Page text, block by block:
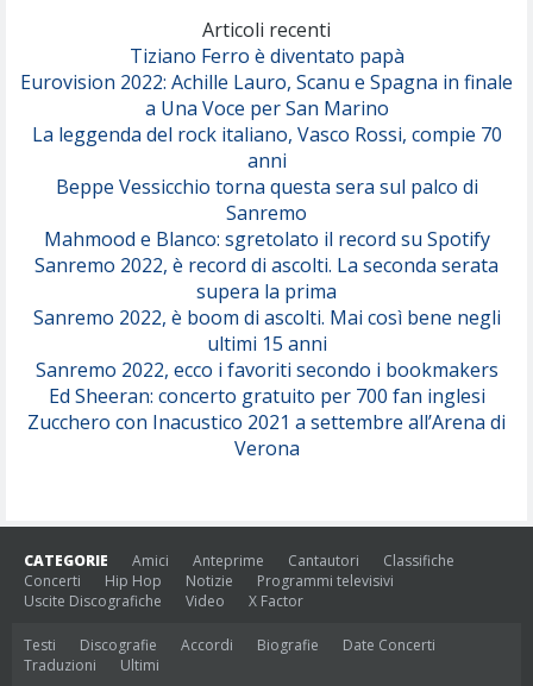
Serenamente
Articoli recenti
Tiziano Ferro è diventato papà
Eurovision 2022: Achille Lauro, Scanu e Spagna in finale
a Una Voce per San Marino
La leggenda del rock italiano, Vasco Rossi, compie 70
anni
Beppe Vessicchio torna questa sera sul palco di
Sanremo
Mahmood e Blanco: sgretolato il record su Spotify
Sanremo 2022, è record di ascolti. La seconda serata
supera la prima
Sanremo 2022, è boom di ascolti. Mai così bene negli
ultimi 15 anni
Sanremo 2022, ecco i favoriti secondo i bookmakers
Ed Sheeran: concerto gratuito per 700 fan inglesi
Zucchero con Inacustico 2021 a settembre all’Arena di
Verona
CATEGORIE Amici Anteprime Cantautori
Classifiche
Concerti
Hip Hop Notizie
Programmi televisivi
Uscite Discografiche
Video X Factor
Testi Discografie Accordi Biografie
Date Concerti
Traduzioni
Ultimi